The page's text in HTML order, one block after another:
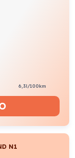
6,3l/100km
N1